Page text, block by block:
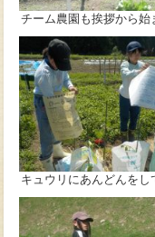
チーム農園も挨拶から始
キュウリにあんどんをし